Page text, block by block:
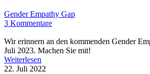
Gender Empathy Gap
3 Kommentare
Wir erinnern an den kommenden Gender
Juli 2023. Machen Sie mit!
Weiterlesen
22. Juli 2022